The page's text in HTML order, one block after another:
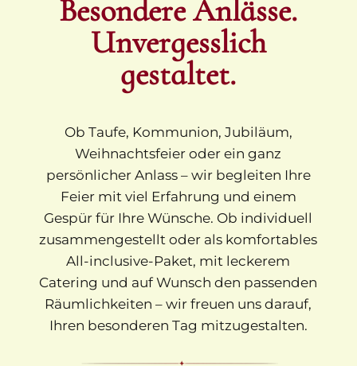
Besondere Anlässe.
Unvergesslich
gestaltet.
Ob Taufe, Kommunion, Jubiläum,
Weihnachtsfeier oder ein ganz
persönlicher Anlass – wir begleiten Ihre
Feier mit viel Erfahrung und einem
Gespür für Ihre Wünsche. Ob individuell
zusammengestellt oder als komfortables
All-inclusive-Paket, mit leckerem
Catering und auf Wunsch den passenden
Räumlichkeiten – wir freuen uns darauf,
Ihren besonderen Tag mitzugestalten.